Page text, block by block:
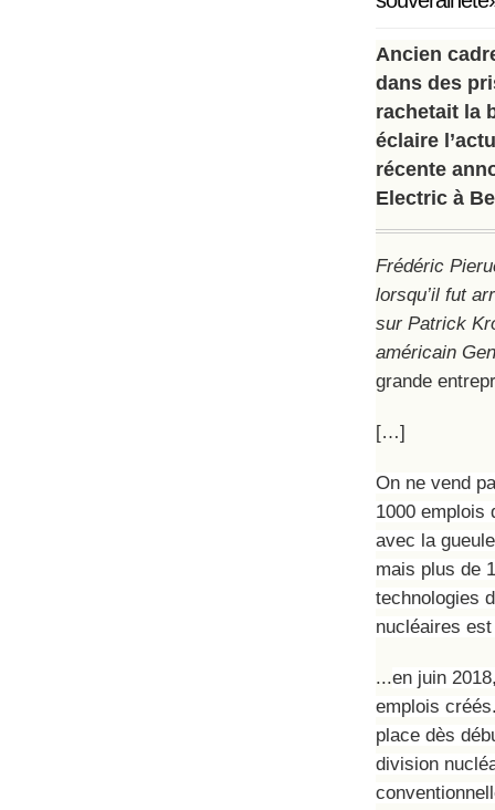
Ancien
dans des
rachetait la
éclaire
récente
Electric à
Frédéric
lorsqu’il fut
sur Patrick
américain
grande
[…]
On ne vend
1000 emplois
avec la
mais plus de
technologies
nucléaires
...en juin
emplois
place dès
division